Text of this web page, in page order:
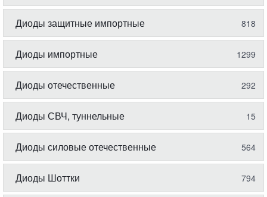
Диоды защитные импортные 818
Диоды импортные 1299
Диоды отечественные 292
Диоды СВЧ, туннельные 15
Диоды силовые отечественные 564
Диоды Шоттки 794